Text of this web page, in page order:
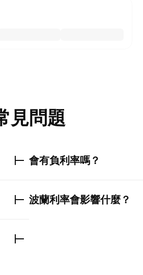
見問題
會有負利率嗎？
波蘭利率會影響什麼？